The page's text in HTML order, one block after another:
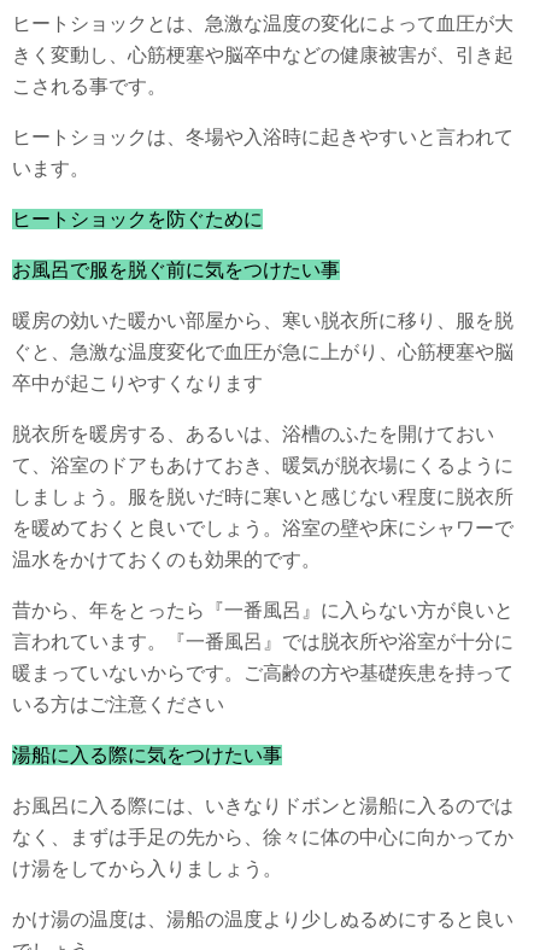
ヒートショックとは、急激な温度の変化によって血圧が大
きく変動し、心筋梗塞や脳卒中などの健康被害が、引き起
こされる事です。
ヒートショックは、冬場や入浴時に起きやすいと言われて
います。
ヒートショックを防ぐために
お風呂で服を脱ぐ前に気をつけたい事
暖房の効いた暖かい部屋から、寒い脱衣所に移り、服を脱
ぐと、急激な温度変化で血圧が急に上がり、心筋梗塞や脳
卒中が起こりやすくなります
脱衣所を暖房する、あるいは、浴槽のふたを開けておい
て、浴室のドアもあけておき、暖気が脱衣場にくるように
しましょう。服を脱いだ時に寒いと感じない程度に脱衣所
を暖めておくと良いでしょう。浴室の壁や床にシャワーで
温水をかけておくのも効果的です。
昔から、年をとったら『一番風呂』に入らない方が良いと
言われています。『一番風呂』では脱衣所や浴室が十分に
暖まっていないからです。ご高齢の方や基礎疾患を持って
いる方はご注意ください
湯船に入る際に気をつけたい事
お風呂に入る際には、いきなりドボンと湯船に入るのでは
なく、まずは手足の先から、徐々に体の中心に向かってか
け湯をしてから入りましょう。
かけ湯の温度は、湯船の温度より少しぬるめにすると良い